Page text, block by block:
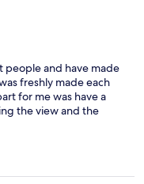
people and have made
freshly made each
for me was have a
the view and the